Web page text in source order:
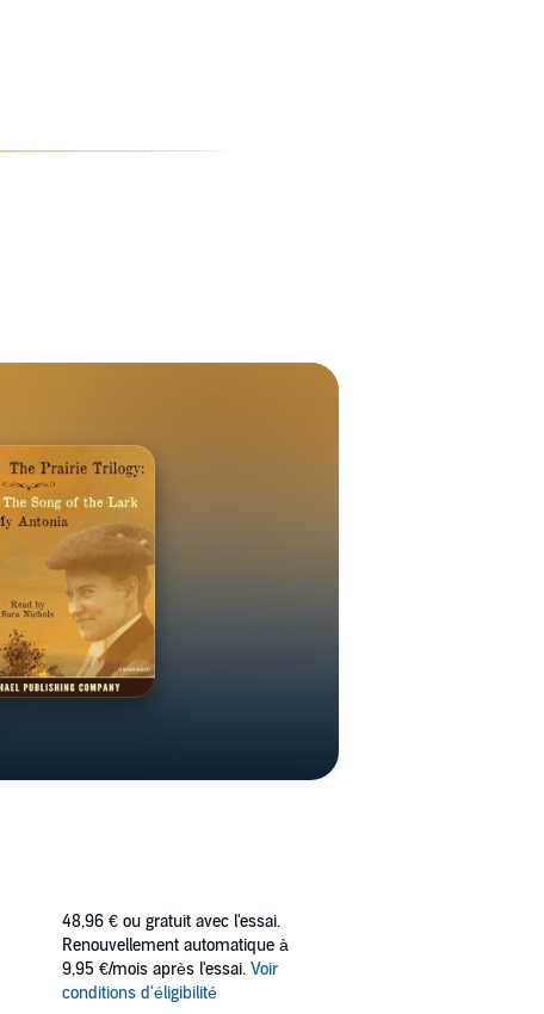
48,96 € ou gratuit avec l'essai.
Renouvellement automatique à
9,95 €/mois après l'essai. Voir
conditions d'éligibilité